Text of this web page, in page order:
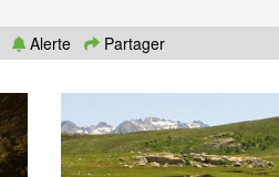
Alerte Partager